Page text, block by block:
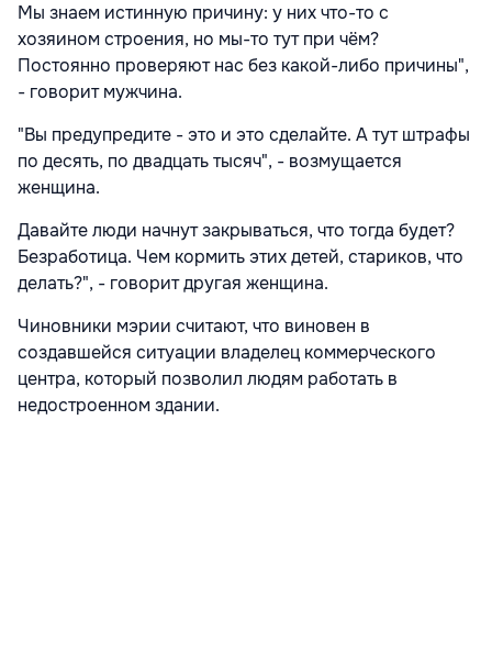
Мы знаем истинную причину: у них что-то с
хозяином строения, но мы-то тут при чём?
Постоянно проверяют нас без какой-либо причины",
- говорит мужчина.
"Вы предупредите - это и это сделайте. А тут штрафы
по десять, по двадцать тысяч", - возмущается
женщина.
Давайте люди начнут закрываться, что тогда будет?
Безработица. Чем кормить этих детей, стариков, что
делать?", - говорит другая женщина.
Чиновники мэрии считают, что виновен в
создавшейся ситуации владелец коммерческого
центра, который позволил людям работать в
недостроенном здании.